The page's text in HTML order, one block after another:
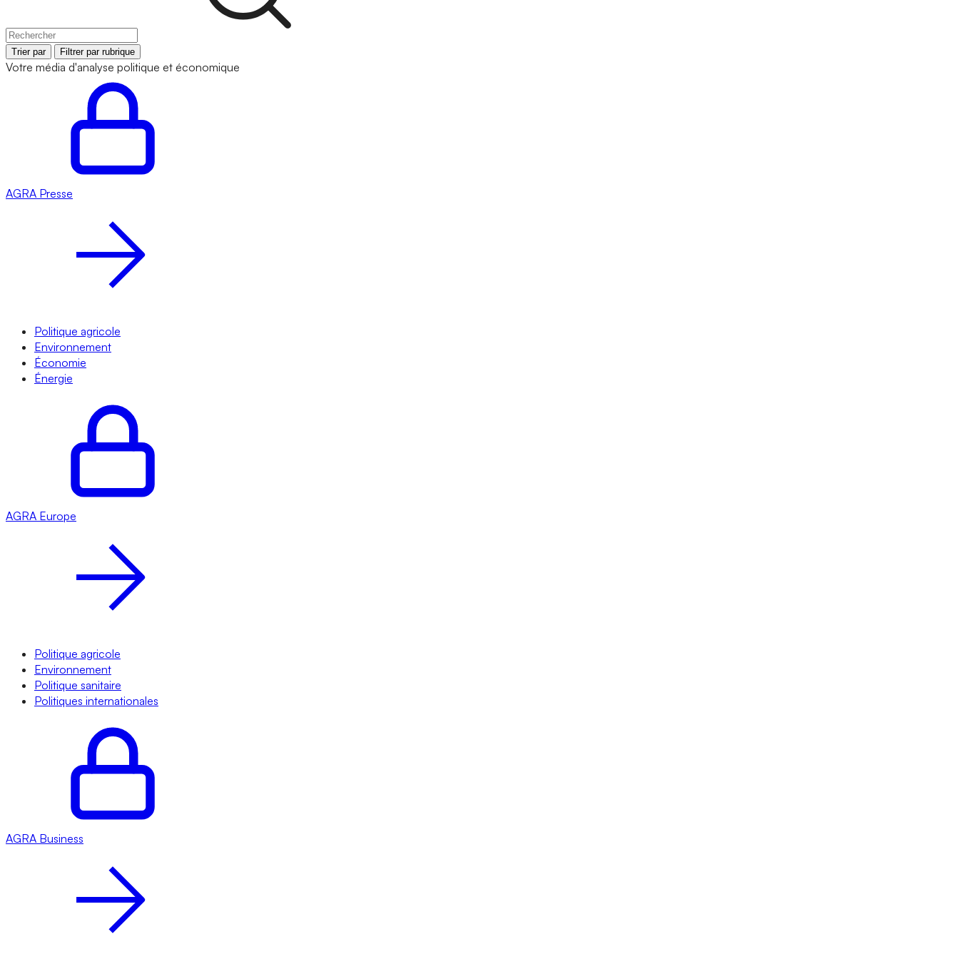
Trier par Filtrer par rubrique
Votre média d'analyse politique et économique
AGRA Presse
Politique agricole
Environnement
Économie
Énergie
AGRA Europe
Politique agricole
Environnement
Politique sanitaire
Politiques internationales
AGRA Business